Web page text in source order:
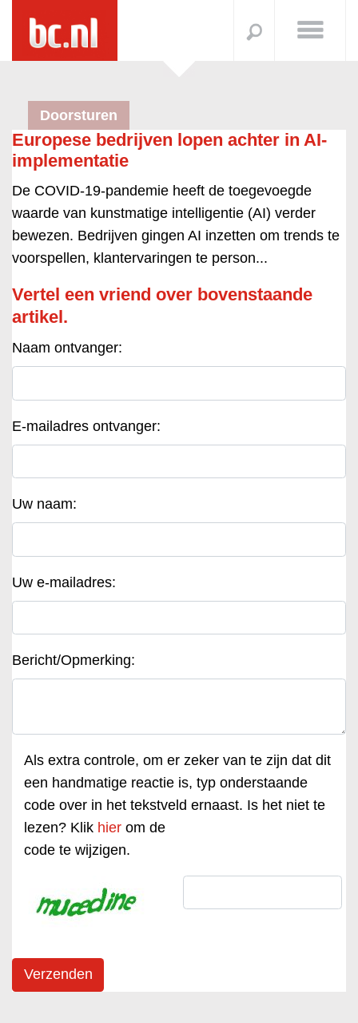
Doorsturen
Europese bedrijven lopen achter in AI-
implementatie
De COVID-19-pandemie heeft de toegevoegde
waarde van kunstmatige intelligentie (AI) verder
bewezen. Bedrijven gingen AI inzetten om trends te
voorspellen, klantervaringen te person...
Vertel een vriend over bovenstaande
artikel.
Naam ontvanger:
E-mailadres ontvanger:
Uw naam:
Uw e-mailadres:
Bericht/Opmerking:
Als extra controle, om er zeker van te zijn dat dit
een handmatige reactie is, typ onderstaande
code over in het tekstveld ernaast. Is het niet te
lezen? Klik hier om de
code te wijzigen.